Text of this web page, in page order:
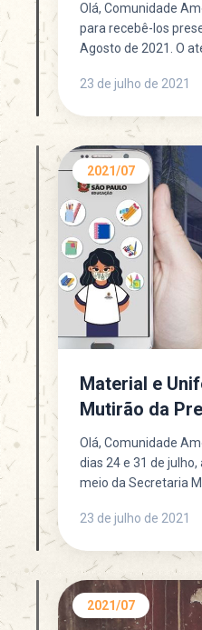
Olá, Comunidade
para recebê-los
Agosto de 2021. O
23 de julho de 2021
2021/07
Material e
Mutirão da
as famílias
Olá, Comunidade
dias 24 e 31 de
meio da Secretaria
23 de julho de 2021
2021/07